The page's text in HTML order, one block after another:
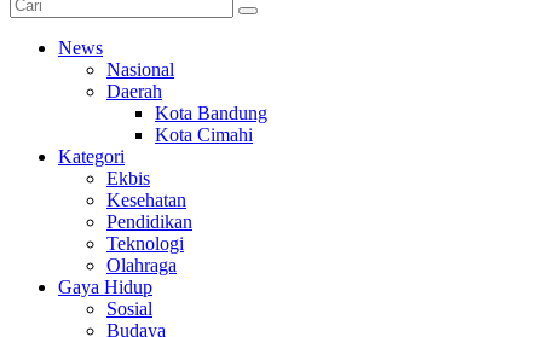
News
Nasional
Daerah
Kota Bandung
Kota Cimahi
Kategori
Ekbis
Kesehatan
Pendidikan
Teknologi
Olahraga
Gaya Hidup
Sosial
Budaya